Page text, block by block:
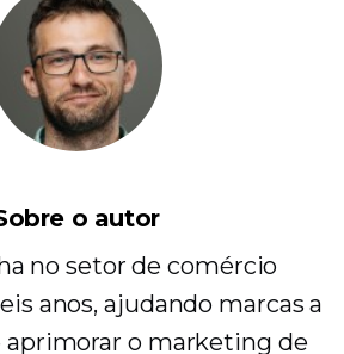
o autor
no setor de comércio
anos, ajudando marcas a
aprimorar o marketing de